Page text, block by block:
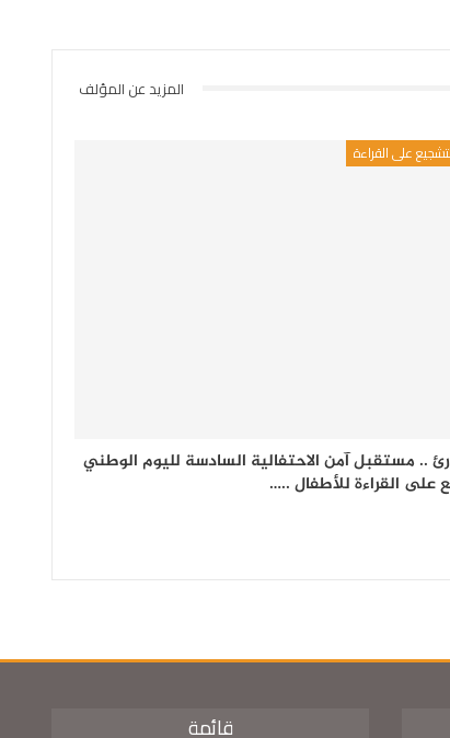
المزيد عن المؤلف
على القراءة
.. مستقبل آمن الاحتفالية السادسة لليوم الوطني
على القراءة للأطفال ..…
قائمة